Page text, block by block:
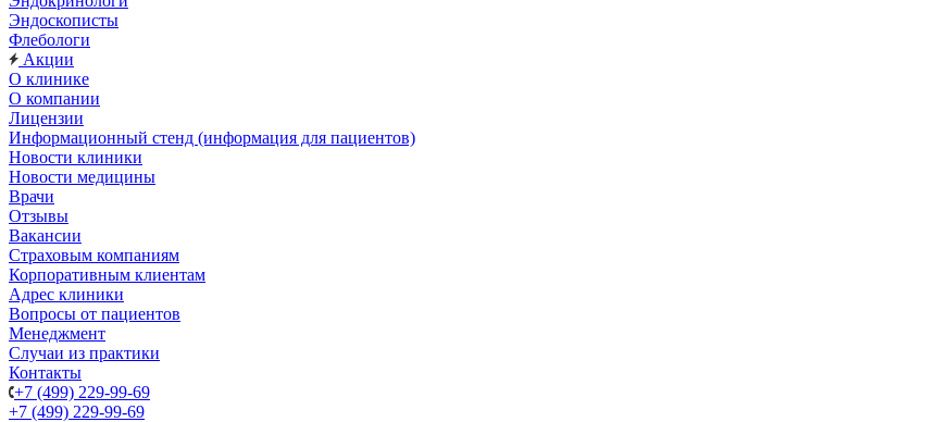
Эндоскописты
Флебологи
Акции
О клинике
О компании
Лицензии
Информационный стенд (информация для пациентов)
Новости клиники
Новости медицины
Врачи
Отзывы
Вакансии
Страховым компаниям
Корпоративным клиентам
Адрес клиники
Вопросы от пациентов
Менеджмент
Случаи из практики
Контакты
+7 (499) 229-99-69
+7 (499) 229-99-69